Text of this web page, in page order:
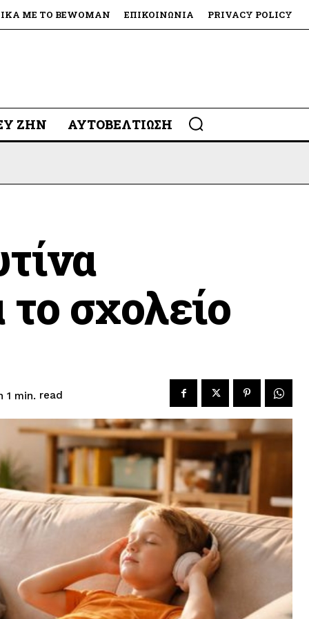
ΜΕ ΤΟ BEWOMAN ΕΠΙΚΟΙΝΩΝΊΑ PRIVACY POLICY
ΖΗΝ ΑΥΤΟΒΕΛΤΊΩΣΗ
σχολείο
1 min. read